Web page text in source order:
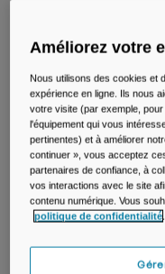
Accessoires
Tout Voir
Sac à dos Trail
1,5 L
Article n°38770-D59-
79,99 € 55,99 €
Améliorez votre
Nous utilisons des cookies et
expérience en ligne. Ils nous
votre visite (par exemple,
l'équipement qui vous
pertinentes) et à améliorer
continuer », vous acceptez
partenaires de confiance, à
vos interactions avec le site
contenu numérique. Vous
politique de confidentialité.